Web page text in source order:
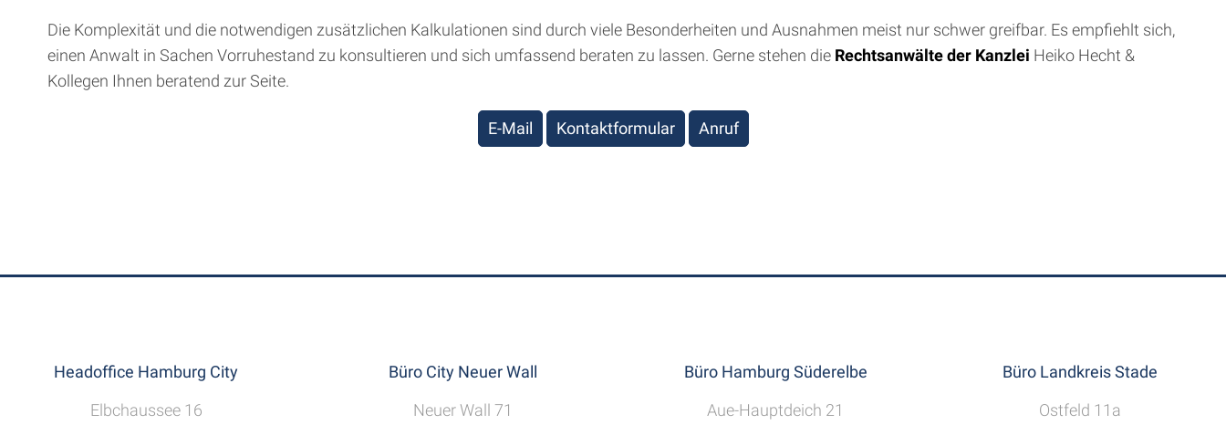
Die Komplexität und die notwendigen zusätzlichen Kalkulationen sind durch viele Besonderheiten und Ausnahmen meist nur schwer greifbar. Es empfiehlt sich,
einen Anwalt in Sachen Vorruhestand zu konsultieren und sich umfassend beraten zu lassen. Gerne stehen die Rechtsanwälte der Kanzlei Heiko Hecht &
Kollegen Ihnen beratend zur Seite.
E-Mail Kontaktformular Anruf
Headoffice Hamburg City
Elbchaussee 16
Büro City Neuer Wall
Neuer Wall 71
Büro Hamburg Süderelbe
Aue-Hauptdeich 21
Büro Landkreis Stade
Ostfeld 11a